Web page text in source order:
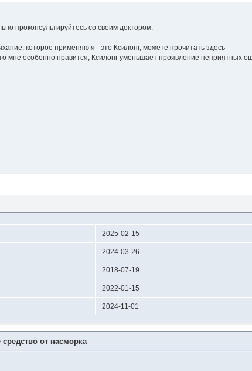
Вы обязательно проконсультируйтесь
которое применяю я - это Ксилонг, можете прочитать здесь
мне особенно нравится, Ксилонг уменьшает проявление неприятных
2025-02-15
2024-03-26
2018-07-19
2022-01-15
2024-11-01
от насморка